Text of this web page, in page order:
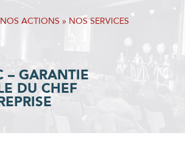
NOS ACTIONS » NOS SERVICES
– GARANTIE
DU CHEF